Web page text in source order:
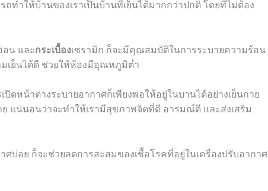
รถทำให้บ้านของเราเป็นบ้านที่เย็นได้มากกว่าปกติ โดยที่ไม่ต้อง
อน และกระเบื้องเซรามิก ก็จะมีคุณสมบัติในการระบายความร้อน
เย็นได้ดี ช่วยให้ห้องมีอุณหภูมิต่ำ
ปิดหน้าต่างระบายอากาศก็เพียงพอให้อยู่ในบานได้อย่างเย็นกาย
ย แน่นอนว่าจะทำให้เรามีสุขภาพจิตที่ดี อารมณ์ดี และส่งเสริม
ศบ่อย ก็จะช่วยลดการสะสมของเชื้อโรคที่อยู่ในเครื่องปรับอากาศ